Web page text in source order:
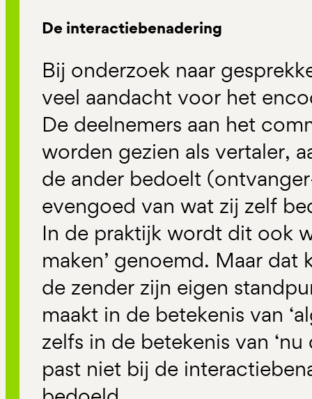
De interactiebenadering
Bij onderzoek naar
veel aandacht voor het
De deelnemers aan het
worden gezien als vertaler,
de ander bedoelt
evengoed van wat zij zelf
In de praktijk wordt dit ook
maken’ genoemd. Maar dat
de zender zijn eigen
maakt in de betekenis van
zelfs in de betekenis van
past niet bij de